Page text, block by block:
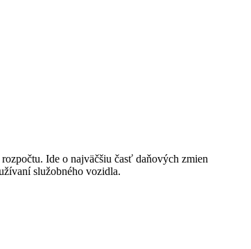
Ide o najväčšiu časť daňových zmien
služobného vozidla.